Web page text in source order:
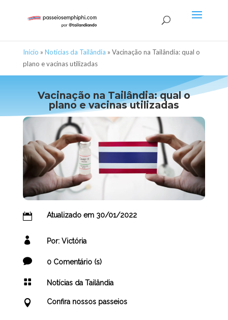
Início » Notícias da Tailândia » Vacinação na Tailândia: qual o
plano e vacinas utilizadas
Vacinação na Tailândia: qual o
plano e vacinas utilizadas
 Atualizado em 30/01/2022
 Por: Victória
 0 Comentário (s)
 Notícias da Tailândia
 Confira nossos passeios